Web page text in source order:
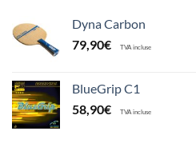
Dyna Carbon
79,90€ TVA incluse
BlueGrip C1
58,90€ TVA incluse